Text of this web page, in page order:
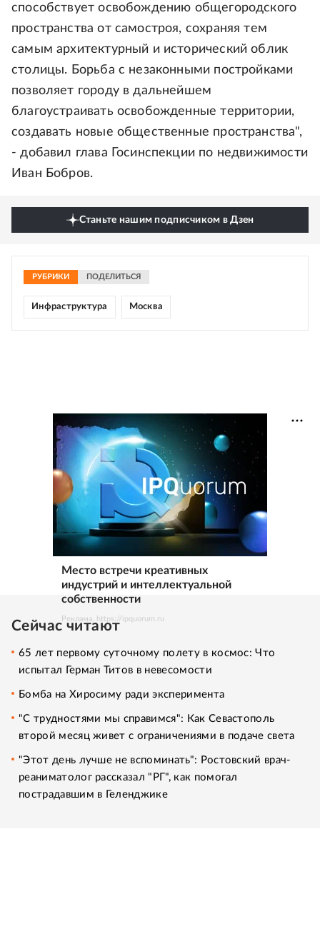
способствует освобождению общегородского
пространства от самостроя, сохраняя тем
самым архитектурный и исторический облик
столицы. Борьба с незаконными постройками
позволяет городу в дальнейшем
благоустраивать освобожденные территории,
создавать новые общественные пространства",
- добавил глава Госинспекции по недвижимости
Иван Бобров.
Станьте нашим подписчиком в Дзен
РУБРИКИ ПОДЕЛИТЬСЯ
Инфраструктура Москва
Место встречи креативных
индустрий и интеллектуальной
собственности
Реклама. https://ipquorum.ru
Сейчас читают
65 лет первому суточному полету в космос: Что
испытал Герман Титов в невесомости
Бомба на Хиросиму ради эксперимента
"С трудностями мы справимся": Как Севастополь
второй месяц живет с ограничениями в подаче света
"Этот день лучше не вспоминать": Ростовский врач-
реаниматолог рассказал "РГ", как помогал
пострадавшим в Геленджике